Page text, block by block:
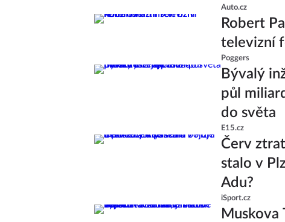
Auto.cz
Robert
televizní
Poggers
Bývalý
půl
do světa
E15.cz
Červ
stalo v
Adu?
iSport.cz
Muskova